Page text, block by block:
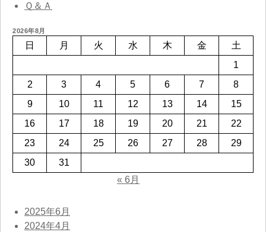
Ｑ＆Ａ
2026年8月
日 月 火 水 木 金
土
1
2
3 4 5 6 7
8
9
10 11 12 13 14
15
16
17 18 19 20 21
22
23
24 25 26 27 28
29
30
31
« 6月
2025年6月
2024年4月